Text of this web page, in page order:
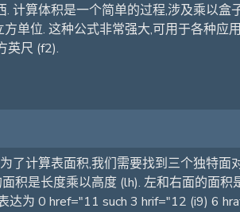
算体积是一个简单的过程,涉及乘以
单位. 这种公式非常强大,可用于各种应
英尺 (f2).
计算表面积,我们需要找到三个独特
积是长度乘以高度 (lh). 左和右面的面
达为 0 href="11 such 3 hrif="12 (i9) 6